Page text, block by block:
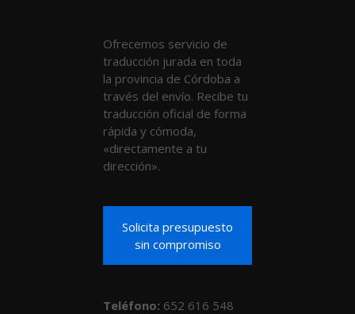
Ofrecemos servicio de
traducción jurada en toda
la provincia de Córdoba a
través del envío. Recibe tu
traducción oficial de forma
rápida y cómoda,
«directamente a tu
dirección».
Solicita presupuesto
sin compromiso
Teléfono: 652 616 548